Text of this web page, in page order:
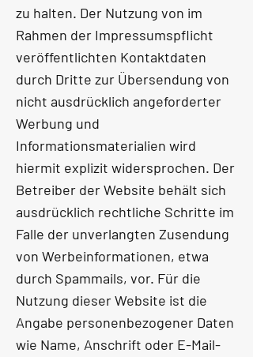
zu halten. Der Nutzung von im
Rahmen der Impressumspflicht
veröffentlichten Kontaktdaten
durch Dritte zur Übersendung von
nicht ausdrücklich angeforderter
Werbung und
Informationsmaterialien wird
hiermit explizit widersprochen. Der
Betreiber der Website behält sich
ausdrücklich rechtliche Schritte im
Falle der unverlangten Zusendung
von Werbeinformationen, etwa
durch Spammails, vor. Für die
Nutzung dieser Website ist die
Angabe personenbezogener Daten
wie Name, Anschrift oder E-Mail-